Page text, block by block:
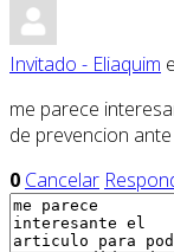
Invitado - Eliaquim
me parece
de prevencion
0 Cancelar